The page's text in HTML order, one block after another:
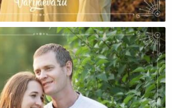
Не Должны Вам